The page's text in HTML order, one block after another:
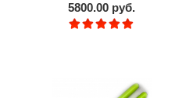
5800.00 руб.